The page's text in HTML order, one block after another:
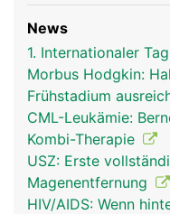
News
1. Internationaler
Morbus Hodgkin:
Frühstadium
CML-Leukämie:
Kombi-Therapie
USZ: Erste
Magenentfernung
HIV/AIDS: Wenn